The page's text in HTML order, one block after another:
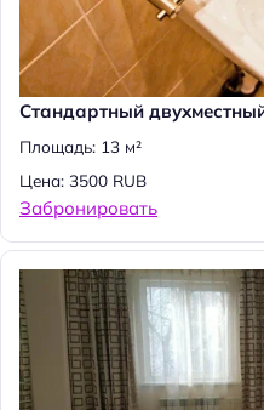
Стандартный
Площадь: 13 м²
Цена: 3500 RUB
Забронировать
и
: